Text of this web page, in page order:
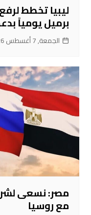
ليبيا تخطط
برميل يومياً
الجمعة, 7 أغسطس 2026, 20:54
مصر: نسعى
مع روسيا